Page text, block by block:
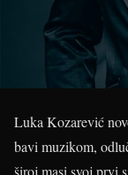
Luka Kozarević
bavi muzikom,
široj masi svoj prvi